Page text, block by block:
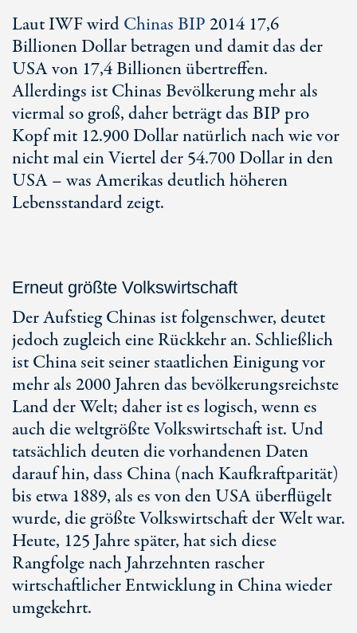
Laut IWF wirdChinas BIP 2014 17,6
Billionen Dollar betragen und damit das der
USA von 17,4 Billionen übertreffen.
Allerdings ist Chinas Bevölkerung mehr als
viermal so groß, daher beträgt das BIP pro
Kopf mit 12.900 Dollar natürlich nach wie vor
nicht mal ein Viertel der 54.700 Dollar in den
USA – was Amerikas deutlich höheren
Lebensstandard zeigt.
Erneut größte Volkswirtschaft
Der Aufstieg Chinas ist folgenschwer, deutet
jedoch zugleich eine Rückkehr an. Schließlich
ist China seit seiner staatlichen Einigung vor
mehr als 2000 Jahren das bevölkerungsreichste
Land der Welt; daher ist es logisch, wenn es
auch die weltgrößte Volkswirtschaft ist. Und
tatsächlich deuten die vorhandenen Daten
darauf hin, dass China (nach Kaufkraftparität)
bis etwa 1889, als es von den USA überflügelt
wurde, die größte Volkswirtschaft der Welt war.
Heute, 125 Jahre später, hat sich diese
Rangfolge nach Jahrzehnten rascher
wirtschaftlicher Entwicklung in China wieder
umgekehrt.